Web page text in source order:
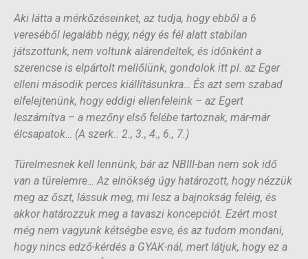
Aki látta a mérkőzéseinket, az tudja, hogy ebből a 6
vereséből legalább négy, négy és fél alatt stabilan
játszottunk, nem voltunk alárendeltek, és időnként a
szerencse is elpártolt mellőlünk, gondolok itt pl. az Eger
elleni második perces kiállításunkra… És azt sem szabad
elfelejtenünk, hogy eddigi ellenfeleink – az Egert
leszámítva – a mezőny első felébe tartoznak, már-már
élcsapatok… (A szerk.: 2., 3., 4., 6., 7.)
Türelmesnek kell lennünk, bár az NBIII-ban nem sok idő
van a türelemre… Az elnökség úgy határozott, hogy nézzük
meg az őszt, lássuk meg, mi lesz a bajnokság feléig, és
akkor határozzuk meg a tavaszi koncepciót. Ezért most
még nem vagyunk kétségbe esve, és az tudom mondani,
hogy nincs edző-kérdés a GYAK-nál, mert látjuk, hogy ez a